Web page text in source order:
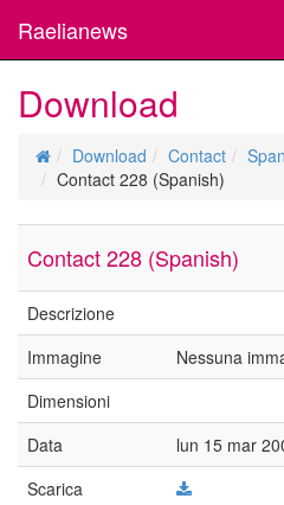
Raelianews
Download
Download Contact
Contact 228 (Spanish)
Contact 228 (Spanish)
Descrizione
Immagine
Nessuna
Dimensioni
Data
lun 15 mar
Scarica